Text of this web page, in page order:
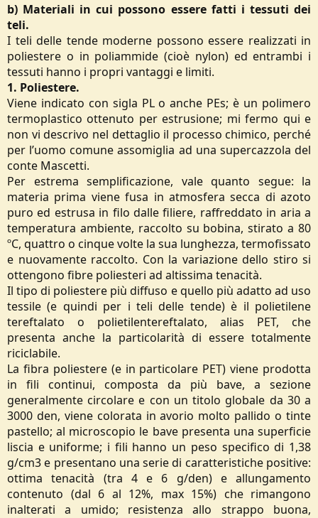
b) Materiali in cui possono essere fatti i tessuti dei
teli.
I teli delle tende moderne possono essere realizzati in
poliestere o in poliammide (cioè nylon) ed entrambi i
tessuti hanno i propri vantaggi e limiti.
1. Poliestere.
Viene indicato con sigla PL o anche PEs; è un polimero
termoplastico ottenuto per estrusione; mi fermo qui e
non vi descrivo nel dettaglio il processo chimico, perché
per l’uomo comune assomiglia ad una supercazzola del
conte Mascetti.
Per estrema semplificazione, vale quanto segue: la
materia prima viene fusa in atmosfera secca di azoto
puro ed estrusa in filo dalle filiere, raffreddato in aria a
temperatura ambiente, raccolto su bobina, stirato a 80
ºC, quattro o cinque volte la sua lunghezza, termofissato
e nuovamente raccolto. Con la variazione dello stiro si
ottengono fibre poliesteri ad altissima tenacità.
Il tipo di poliestere più diffuso e quello più adatto ad uso
tessile (e quindi per i teli delle tende) è il polietilene
tereftalato o polietilentereftalato, alias PET, che
presenta anche la particolarità di essere totalmente
riciclabile.
La fibra poliestere (e in particolare PET) viene prodotta
in fili continui, composta da più bave, a sezione
generalmente circolare e con un titolo globale da 30 a
3000 den, viene colorata in avorio molto pallido o tinte
pastello; al microscopio le bave presenta una superficie
liscia e uniforme; i fili hanno un peso specifico di 1,38
g/cm3 e presentano una serie di caratteristiche positive:
ottima tenacità (tra 4 e 6 g/den) e allungamento
contenuto (dal 6 al 12%, max 15%) che rimangono
inalterati a umido; resistenza allo strappo buona,